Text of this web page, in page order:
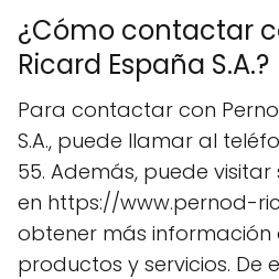
¿Cómo contactar
Ricard España S.A.?
Para contactar con
S.A., puede llamar al
55. Además, puede
en https://www.pernod-
obtener más información
productos y servicios. De